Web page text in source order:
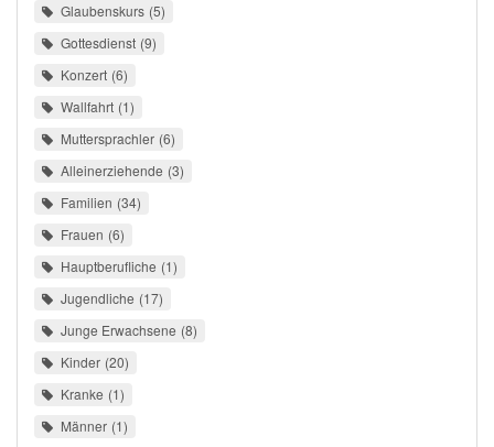
Glaubenskurs 5
Gottesdienst 9
Konzert 6
Wallfahrt 1
Muttersprachler 6
Alleinerziehende 3
Familien 34
Frauen 6
Hauptberufliche 1
Jugendliche 17
Junge Erwachsene 8
Kinder 20
Kranke 1
Männer 1